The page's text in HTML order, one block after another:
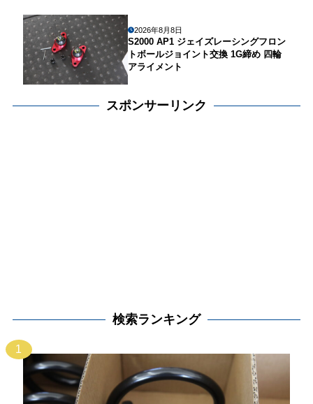
2026年8月8日
S2000 AP1 ジェイズレーシングフロン
トボールジョイント交換 1G締め 四輪
アライメント
スポンサーリンク
検索ランキング
1